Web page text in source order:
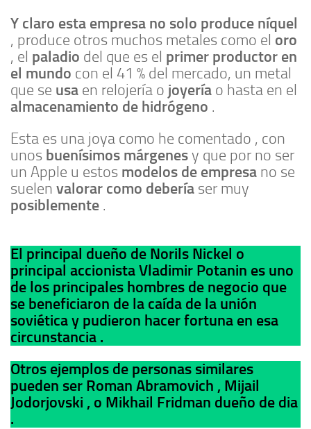
Y claro esta empresa no solo produce níquel
, produce otros muchos metales como el oro
, el paladio del que es el primer productor en
el mundo con el 41 % del mercado, un metal
que se usa en relojería o joyería o hasta en el
almacenamiento de hidrógeno .
Esta es una joya como he comentado , con
unos buenísimos márgenesy que por no ser
un Apple u estos modelos de empresa no se
suelen valorar como debería ser muy
posiblemente .
El principal dueño de Norils Nickel o
principal accionista Vladimir Potanin es uno
de los principales hombres de negocio que
se beneficiaron de la caída de la unión
soviética y pudieron hacer fortuna en esa
circunstancia .
Otros ejemplos de personas similares
pueden ser Roman Abramovich , Mijail
Jodorjovski , o Mikhail Fridman dueño de dia
.